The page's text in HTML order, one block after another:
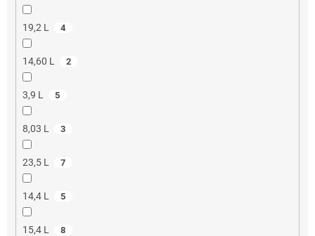
19,2 L 4
14,60 L 2
3,9 L 5
8,03 L 3
23,5 L 7
14,4 L 5
15,4 L 8